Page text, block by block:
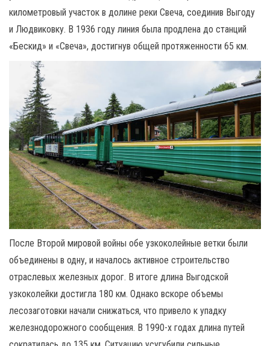
километровый участок в долине реки Свеча, соединив Выгоду
и Людвиковку. В 1936 году линия была продлена до станций
«Бескид» и «Свеча», достигнув общей протяженности 65 км.
После Второй мировой войны обе узкоколейные ветки были
объединены в одну, и началось активное строительство
отраслевых железных дорог. В итоге длина Выгодской
узкоколейки достигла 180 км. Однако вскоре объемы
лесозаготовки начали снижаться, что привело к упадку
железнодорожного сообщения. В 1990-х годах длина путей